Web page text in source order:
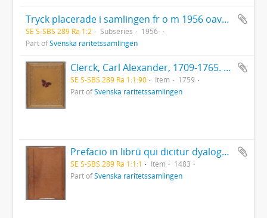
Tryck placerade i samlingen fr o m 1956 oavsett tryckår
SE S-SBS 289 Ra 1:2 Subseries
1956-
Part ofSvenska raritetssamlingen
Clerck, Carl Alexander, 1709-1765. - Icones insectorum rariorum. (Pl.titelbl.) Stockholm. 1-2. 1759-65. [Del 1], Caroli Clerck reg: soc: scient: Upsal: membr: Icones insectorum rariorum cum nominibus eorum trivialibus, locisqve e C: Linnæi ... Syst: nat: allegatis Holmiæ 1759.. - 1759
SE S-SBS 289 Ra 1:1:90 Item
1759
Part ofSvenska raritetssamlingen
Prefacio in librū qui dicitur dyalogus creaturar[um] moralizatus omni materie morali iocundo et edificatiuo modo applicabilis. - 1483
SE S-SBS 289 Ra 1:1:1 Item
1483
Part ofSvenska raritetssamlingen